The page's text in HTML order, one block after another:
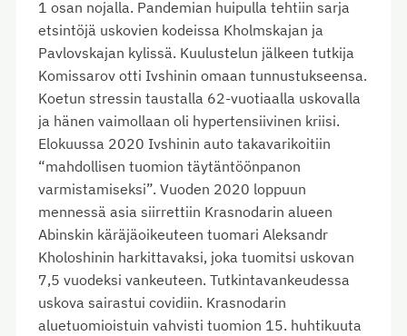
1 osan nojalla. Pandemian huipulla tehtiin sarja
etsintöjä uskovien kodeissa Kholmskajan ja
Pavlovskajan kylissä. Kuulustelun jälkeen tutkija
Komissarov otti Ivshinin omaan tunnustukseensa.
Koetun stressin taustalla 62-vuotiaalla uskovalla
ja hänen vaimollaan oli hypertensiivinen kriisi.
Elokuussa 2020 Ivshinin auto takavarikoitiin
“mahdollisen tuomion täytäntöönpanon
varmistamiseksi”. Vuoden 2020 loppuun
mennessä asia siirrettiin Krasnodarin alueen
Abinskin käräjäoikeuteen tuomari Aleksandr
Kholoshinin harkittavaksi, joka tuomitsi uskovan
7,5 vuodeksi vankeuteen. Tutkintavankeudessa
uskova sairastui covidiin. Krasnodarin
aluetuomioistuin vahvisti tuomion 15. huhtikuuta